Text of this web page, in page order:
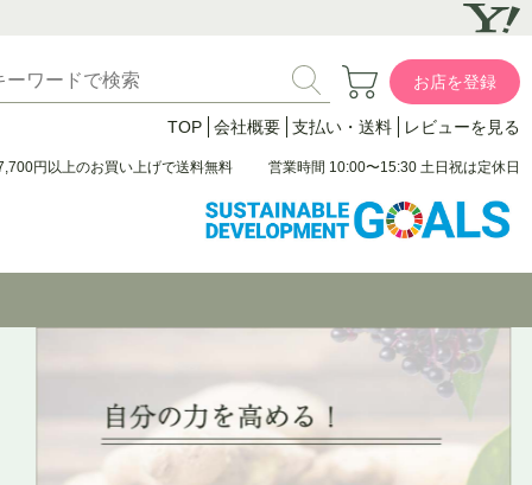
お店を登録
TOP 会社概要 支払い・送料 レビューを見る
円以上のお買い上げで送料無料 営業時間 10:00〜15:30 土日祝は定休日